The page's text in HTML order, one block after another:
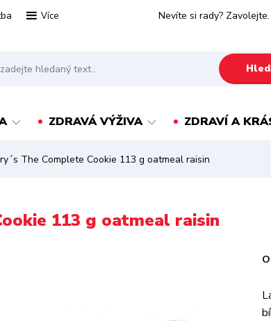
Více Nevíte si rady? Zavolejte.
ZDRAVÁ VÝŽIVA ZDRAVÍ A
The Complete Cookie 113 g oatmeal raisin
113 g oatmeal raisin